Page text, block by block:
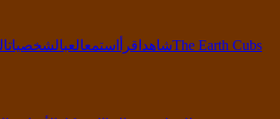
شاهد اقرأ استمعالعبالشخصيات
The Earth Cubs